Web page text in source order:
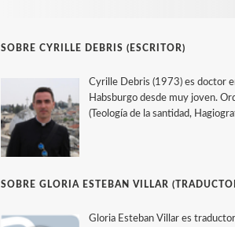
SOBRE CYRILLE DEBRIS (ESCRITOR)
Cyrille Debris (1973) es doctor
Habsburgo desde muy joven.
(Teología de la santidad,
SOBRE GLORIA ESTEBAN VILLAR
Gloria Esteban Villar es